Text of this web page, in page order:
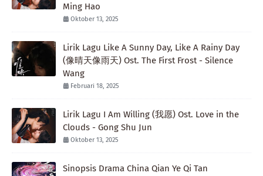
Ming Hao
Oktober 13, 2025
Lirik Lagu Like A Sunny Day, Like A Rainy Day
(像晴天像雨天) Ost. The First Frost - Silence
Wang
Februari 18, 2025
Lirik Lagu I Am Willing (我愿) Ost. Love in the
Clouds - Gong Shu Jun
Oktober 13, 2025
Sinopsis Drama China Qian Ye Qi Tan